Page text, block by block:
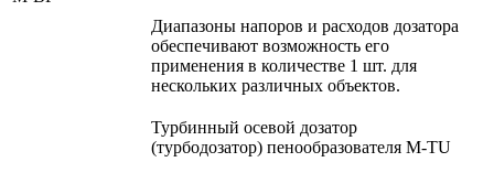
Диапазоны напоров и расходов дозатора
обеспечивают возможность его
применения в количестве 1 шт. для
нескольких различных объектов.
Турбинный осевой дозатор
(турбодозатор) пенообразователя M-TU